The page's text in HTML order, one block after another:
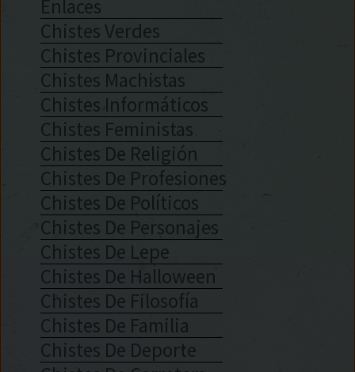
Enlaces
Chistes Verdes
Chistes Provinciales
Chistes Machistas
Chistes Informáticos
Chistes Feministas
Chistes De Religión
Chistes De Profesiones
Chistes De Políticos
Chistes De Personajes
Chistes De Lepe
Chistes De Halloween
Chistes De Filosofía
Chistes De Familia
Chistes De Deporte